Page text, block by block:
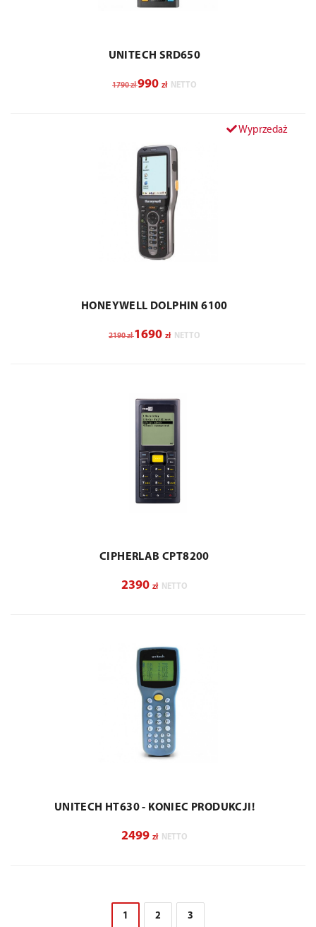
UNITECH SRD650
1790zł990 zł NETTO
Wyprzedaż
HONEYWELL DOLPHIN 6100
2190zł 1690 zł NETTO
CIPHERLAB CPT8200
2390 zł NETTO
UNITECH HT630 - KONIEC PRODUKCJI!
2499 zł NETTO
1 2 3